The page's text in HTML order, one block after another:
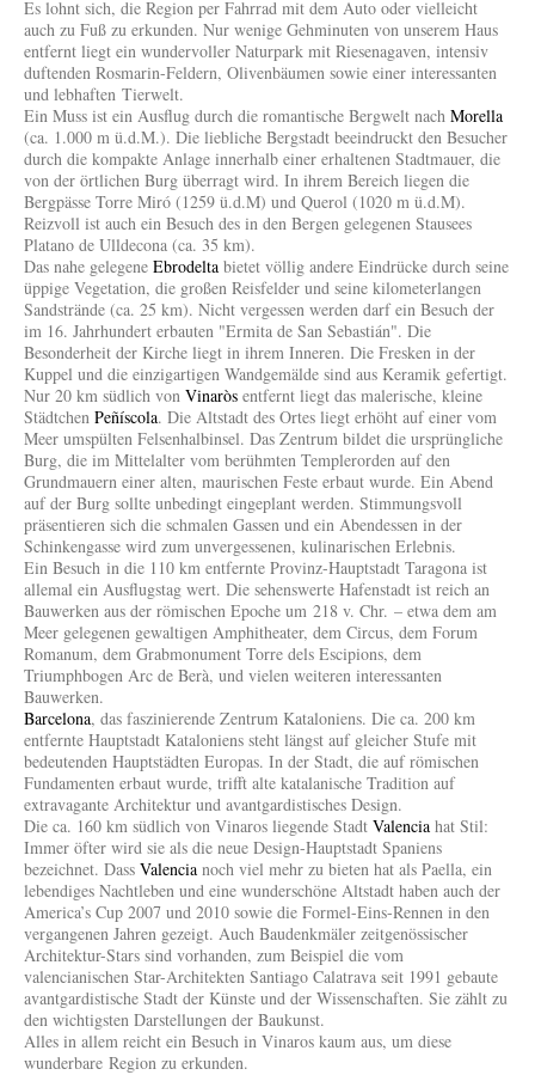
Es lohnt sich, die Region per Fahrrad mit dem Auto oder vielleicht
auch zu Fuß zu erkunden. Nur wenige Gehminuten von unserem Haus
entfernt liegt ein wundervoller Naturpark mit Riesenagaven, intensiv
duftenden Rosmarin-Feldern, Olivenbäumen sowie einer interessanten
und lebhaften Tierwelt.
Ein Muss ist ein Ausflug durch die romantische Bergwelt nach Morella
(ca. 1.000 m ü.d.M.). Die liebliche Bergstadt beeindruckt den Besucher
durch die kompakte Anlage innerhalb einer erhaltenen Stadtmauer, die
von der örtlichen Burg überragt wird. In ihrem Bereich liegen die
Bergpässe Torre Miró (1259 ü.d.M) und Querol (1020 m ü.d.M).
Reizvoll ist auch ein Besuch des in den Bergen gelegenen Stausees
Platano de Ulldecona (ca. 35 km).
Das nahe gelegene Ebrodelta bietet völlig andere Eindrücke durch seine
üppige Vegetation, die großen Reisfelder und seine kilometerlangen
Sandstrände (ca. 25 km). Nicht vergessen werden darf ein Besuch der
im 16. Jahrhundert erbauten "Ermita de San Sebastián". Die
Besonderheit der Kirche liegt in ihrem Inneren. Die Fresken in der
Kuppel und die einzigartigen Wandgemälde sind aus Keramik gefertigt.
Nur 20 km südlich von Vinaròs entfernt liegt das malerische, kleine
Städtchen Peñíscola. Die Altstadt des Ortes liegt erhöht auf einer vom
Meer umspülten Felsenhalbinsel. Das Zentrum bildet die ursprüngliche
Burg, die im Mittelalter vom berühmten Templerorden auf den
Grundmauern einer alten, maurischen Feste erbaut wurde. Ein Abend
auf der Burg sollte unbedingt eingeplant werden. Stimmungsvoll
präsentieren sich die schmalen Gassen und ein Abendessen in der
Schinkengasse wird zum unvergessenen, kulinarischen Erlebnis.
Ein Besuch in die 110 km entfernte Provinz-Hauptstadt Taragona ist
allemal ein Ausflugstag wert. Die sehenswerte Hafenstadt ist reich an
Bauwerken aus der römischen Epoche um 218 v. Chr. – etwa dem am
Meer gelegenen gewaltigen Amphitheater, dem Circus, dem Forum
Romanum, dem Grabmonument Torre dels Escipions, dem
Triumphbogen Arc de Berà, und vielen weiteren interessanten
Bauwerken.
Barcelona, das faszinierende Zentrum Kataloniens. Die ca. 200 km
entfernte Hauptstadt Kataloniens steht längst auf gleicher Stufe mit
bedeutenden Hauptstädten Europas. In der Stadt, die auf römischen
Fundamenten erbaut wurde, trifft alte katalanische Tradition auf
extravagante Architektur und avantgardistisches Design.
Die ca. 160 km südlich von Vinaros liegende Stadt Valencia hat Stil:
Immer öfter wird sie als die neue Design-Hauptstadt Spaniens
bezeichnet. Dass Valencia noch viel mehr zu bieten hat als Paella, ein
lebendiges Nachtleben und eine wunderschöne Altstadt haben auch der
America’s Cup 2007 und 2010 sowie die Formel-Eins-Rennen in den
vergangenen Jahren gezeigt. Auch Baudenkmäler zeitgenössischer
Architektur-Stars sind vorhanden, zum Beispiel die vom
valencianischen Star-Architekten Santiago Calatrava seit 1991 gebaute
avantgardistische Stadt der Künste und der Wissenschaften. Sie zählt zu
den wichtigsten Darstellungen der Baukunst.
Alles in allem reicht ein Besuch in Vinaros kaum aus, um diese
wunderbare Region zu erkunden.